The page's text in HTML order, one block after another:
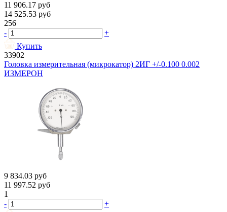
11 906.17 руб
14 525.53 руб
256
-
+
Купить
33902
Головка измерительная (микрокатор) 2ИГ +/-0.100 0.002
ИЗМЕРОН
9 834.03 руб
11 997.52 руб
1
-
+